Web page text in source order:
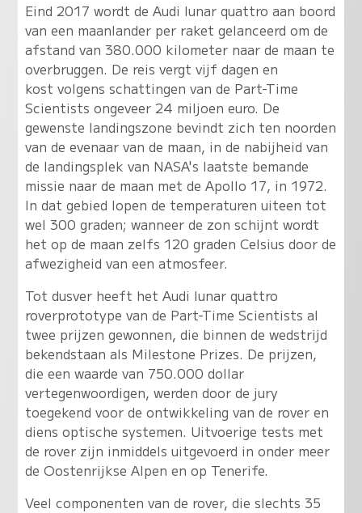
Eind 2017 wordt de Audi lunar quattro aan boord
van een maanlander per raket gelanceerd om de
afstand van 380.000 kilometer naar de maan te
overbruggen. De reis vergt vijf dagen en
kost volgens schattingen van de Part-Time
Scientists ongeveer 24 miljoen euro. De
gewenste landingszone bevindt zich ten noorden
van de evenaar van de maan, in de nabijheid van
de landingsplek van NASA's laatste bemande
missie naar de maan met de Apollo 17, in 1972.
In dat gebied lopen de temperaturen uiteen tot
wel 300 graden; wanneer de zon schijnt wordt
het op de maan zelfs 120 graden Celsius door de
afwezigheid van een atmosfeer.
Tot dusver heeft het Audi lunar quattro
roverprototype van de Part-Time Scientists al
twee prijzen gewonnen, die binnen de wedstrijd
bekendstaan als Milestone Prizes. De prijzen,
die een waarde van 750.000 dollar
vertegenwoordigen, werden door de jury
toegekend voor de ontwikkeling van de rover en
diens optische systemen. Uitvoerige tests met
de rover zijn inmiddels uitgevoerd in onder meer
de Oostenrijkse Alpen en op Tenerife.
Veel componenten van de rover, die slechts 35